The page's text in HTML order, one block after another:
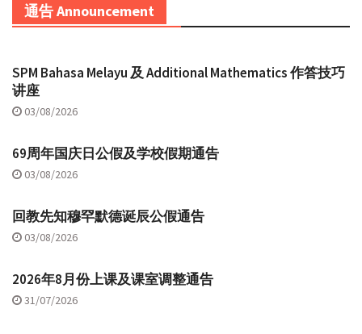
通告 Announcement
SPM Bahasa Melayu 及 Additional Mathematics 作答技巧
讲座
03/08/2026
69周年国庆日公假及学校假期通告
03/08/2026
回教先知穆罕默德诞辰公假通告
03/08/2026
2026年8月份上课及课室调整通告
31/07/2026